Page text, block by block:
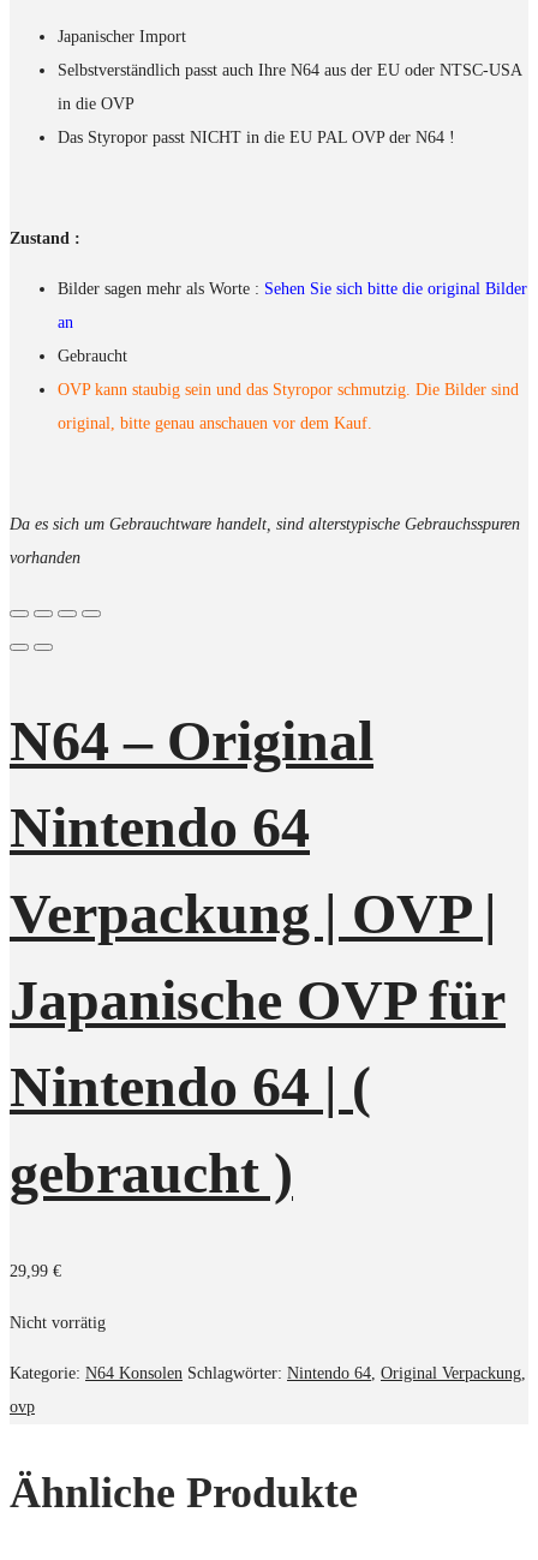
Japanischer Import
Selbstverständlich passt auch Ihre N64 aus der EU oder NTSC-USA
in die OVP
Das Styropor passt NICHT in die EU PAL OVP der N64 !
Zustand :
Bilder sagen mehr als Worte : Sehen Sie sich bitte die original Bilder
an
Gebraucht
OVP kann staubig sein und das Styropor schmutzig. Die Bilder sind
original, bitte genau anschauen vor dem Kauf.
Da es sich um Gebrauchtware handelt, sind alterstypische Gebrauchsspuren
vorhanden
N64 – Original
Nintendo 64
Verpackung | OVP |
Japanische OVP für
Nintendo 64 | (
gebraucht )
29,99 €
Nicht vorrätig
Kategorie: N64 Konsolen Schlagwörter: Nintendo 64, Original Verpackung,
ovp
Ähnliche Produkte